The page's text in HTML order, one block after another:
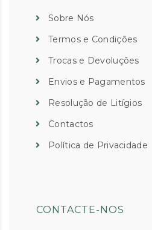
Sobre Nós
Termos e Condições
Trocas e Devoluções
Envios e Pagamentos
Resolução de Litígios
Contactos
Política de Privacidade
CONTACTE-NOS